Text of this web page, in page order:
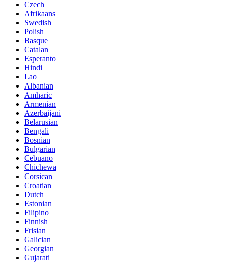
Czech
Afrikaans
Swedish
Polish
Basque
Catalan
Esperanto
Hindi
Lao
Albanian
Amharic
Armenian
Azerbaijani
Belarusian
Bengali
Bosnian
Bulgarian
Cebuano
Chichewa
Corsican
Croatian
Dutch
Estonian
Filipino
Finnish
Frisian
Galician
Georgian
Gujarati